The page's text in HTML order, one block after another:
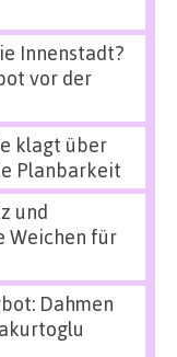
Innenstadt?
vor der
klagt über
Planbarkeit
und
Weichen für
Dahmen